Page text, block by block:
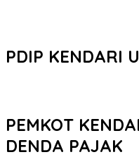
PDIP KENDARI
PEMKOT
DENDA PAJAK